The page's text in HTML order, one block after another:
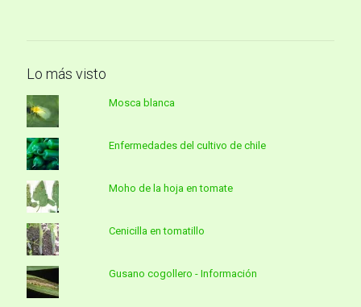
Lo más visto
Mosca blanca
Enfermedades del cultivo de chile
Moho de la hoja en tomate
Cenicilla en tomatillo
Gusano cogollero - Información